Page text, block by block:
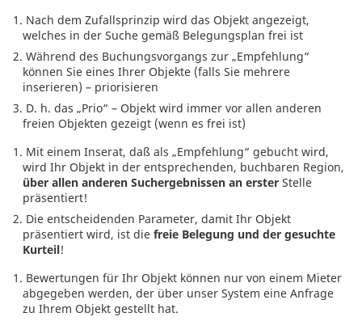
Nach dem Zufallsprinzip wird das Objekt angezeigt,
welches in der Suche gemäß Belegungsplan frei ist
Während des Buchungsvorgangs zur „Empfehlung“
können Sie eines Ihrer Objekte (falls Sie mehrere
inserieren) – priorisieren
D. h. das „Prio“ – Objekt wird immer vor allen anderen
freien Objekten gezeigt (wenn es frei ist)
Mit einem Inserat, daß als „Empfehlung“ gebucht wird,
wird Ihr Objekt in der entsprechenden, buchbaren Region,
über allen anderen Suchergebnissen an erster Stelle
präsentiert!
Die entscheidenden Parameter, damit Ihr Objekt
präsentiert wird, ist die freie Belegung und der gesuchte
Kurteil!
Bewertungen für Ihr Objekt können nur von einem Mieter
abgegeben werden, der über unser System eine Anfrage
zu Ihrem Objekt gestellt hat.